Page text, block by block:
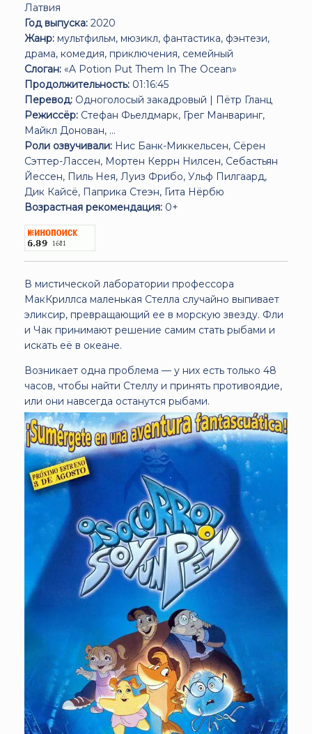
Латвия
Год выпуска: 2020
Жанр: мультфильм, мюзикл, фантастика, фэнтези,
драма, комедия, приключения, семейный
Слоган: «A Potion Put Them In The Ocean»
Продолжительность: 01:16:45
Перевод: Одноголосый закадровый | Пётр Гланц
Режиссёр: Стефан Фьелдмарк, Грег Манваринг,
Майкл Донован, ...
Роли озвучивали: Нис Банк-Миккельсен, Сёрен
Сэттер-Лассен, Мортен Керрн Нилсен, Себастьян
Йессен, Пиль Нея, Луиз Фрибо, Ульф Пилгаард,
Дик Кайсё, Паприка Стеэн, Гита Нёрбю
Возрастная рекомендация: 0+
В мистической лаборатории профессора
МакКриллса маленькая Стелла случайно выпивает
эликсир, превращающий ее в морскую звезду. Фли
и Чак принимают решение самим стать рыбами и
искать её в океане.
Возникает одна проблема — у них есть только 48
часов, чтобы найти Стеллу и принять противоядие,
или они навсегда останутся рыбами.